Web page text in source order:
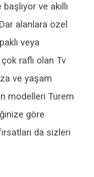
ve akıllı
alanlara özel
veya
raflı olan Tv
ve yaşam
modelleri Turem
göre
da sizleri